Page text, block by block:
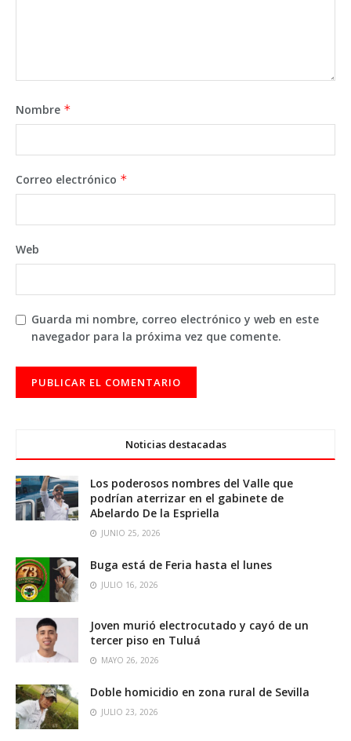
Nombre *
Correo electrónico *
Web
Guarda mi nombre, correo electrónico y web en este
navegador para la próxima vez que comente.
Noticias destacadas
Los poderosos nombres del Valle que
podrían aterrizar en el gabinete de
Abelardo De la Espriella
JUNIO 25, 2026
Buga está de Feria hasta el lunes
JULIO 16, 2026
Joven murió electrocutado y cayó de un
tercer piso en Tuluá
MAYO 26, 2026
Doble homicidio en zona rural de Sevilla
JULIO 23, 2026